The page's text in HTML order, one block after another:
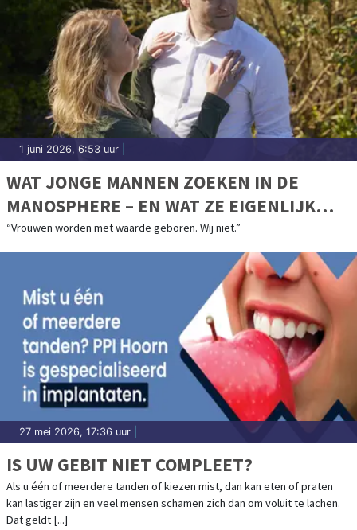
1 juni 2026, 6:53 uur
WAT JONGE MANNEN ZOEKEN IN DE
MANOSPHERE – EN WAT ZE EIGENLIJK
MISSEN
“Vrouwen worden met waarde geboren. Wij niet.”
27 mei 2026, 17:36 uur
IS UW GEBIT NIET COMPLEET?
Als u één of meerdere tanden of kiezen mist, dan kan eten of praten
kan lastiger zijn en veel mensen schamen zich dan om voluit te lachen.
Dat geldt [...]